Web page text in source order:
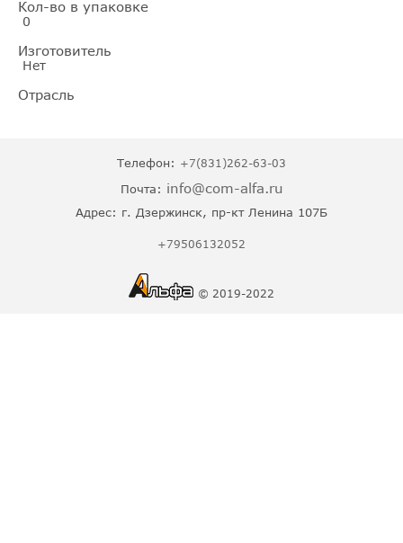
Кол-во в упаковке
0
Изготовитель
Нет
Отрасль
Телефон: +7(831)262-63-03
Почта: info@com-alfa.ru
Адрес: г. Дзержинск, пр-кт Ленина 107Б
+79506132052
© 2019-2022